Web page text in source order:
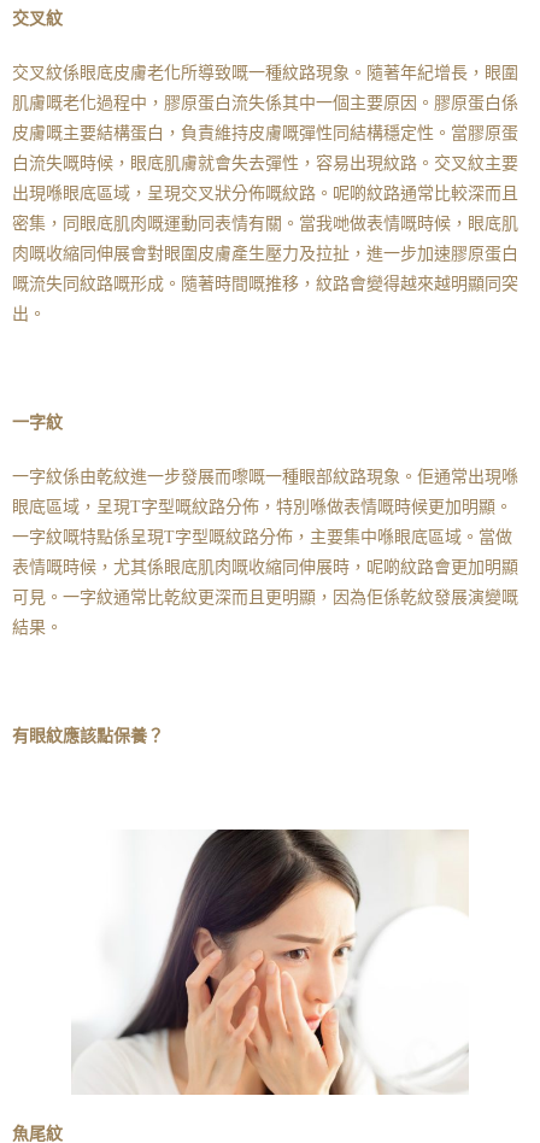
交叉紋
交叉紋係眼底皮膚老化所導致嘅一種紋路現象。隨著年紀增長，眼圍
肌膚嘅老化過程中，膠原蛋白流失係其中一個主要原因。膠原蛋白係
皮膚嘅主要結構蛋白，負責維持皮膚嘅彈性同結構穩定性。當膠原蛋
白流失嘅時候，眼底肌膚就會失去彈性，容易出現紋路。交叉紋主要
出現喺眼底區域，呈現交叉狀分佈嘅紋路。呢啲紋路通常比較深而且
密集，同眼底肌肉嘅運動同表情有關。當我哋做表情嘅時候，眼底肌
肉嘅收縮同伸展會對眼圍皮膚產生壓力及拉扯，進一步加速膠原蛋白
嘅流失同紋路嘅形成。隨著時間嘅推移，紋路會變得越來越明顯同突
出。
一字紋
一字紋係由乾紋進一步發展而嚟嘅一種眼部紋路現象。佢通常出現喺
眼底區域，呈現T字型嘅紋路分佈，特別喺做表情嘅時候更加明顯。
一字紋嘅特點係呈現T字型嘅紋路分佈，主要集中喺眼底區域。當做
表情嘅時候，尤其係眼底肌肉嘅收縮同伸展時，呢啲紋路會更加明顯
可見。一字紋通常比乾紋更深而且更明顯，因為佢係乾紋發展演變嘅
結果。
有眼紋應該點保養？
魚尾紋